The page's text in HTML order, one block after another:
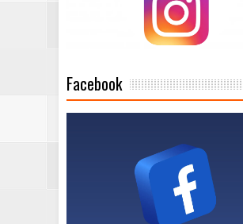
Facebook